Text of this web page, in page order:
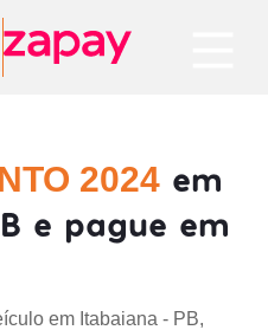
2024 em
e pague em
em Itabaiana - PB,